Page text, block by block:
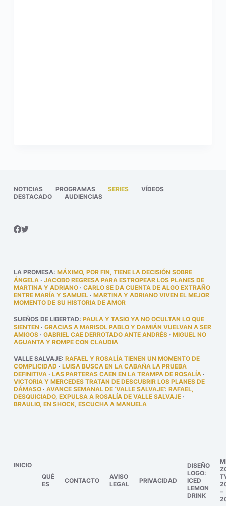
NOTICIAS PROGRAMAS SERIES
VÍDEOS
DESTACADO
AUDIENCIAS
LA PROMESA: MÁXIMO, POR FIN, TIENE LA DECISIÓN SOBRE
ÁNGELA· JACOBO REGRESA PARA ESTROPEAR LOS PLANES DE
MARTINA Y ADRIANO· CARLO SE DA CUENTA DE ALGO EXTRAÑO
ENTRE MARÍA Y SAMUEL· MARTINA Y ADRIANO VIVEN EL MEJOR
MOMENTO DE SU HISTORIA DE AMOR
SUEÑOS DE LIBERTAD: PAULA Y TASIO YA NO OCULTAN LO QUE
SIENTEN · GRACIAS A MARISOL PABLO Y DAMIÁN VUELVAN A SER
AMIGOS· GABRIEL CAE DERROTADO ANTE ANDRÉS· MIGUEL NO
AGUANTA Y ROMPE CON CLAUDIA
VALLE SALVAJE: RAFAEL Y ROSALÍA TIENEN UN MOMENTO DE
COMPLICIDAD · LUISA BUSCA EN LA CABAÑA LA PRUEBA
DEFINITIVA· LAS PARTERAS CAEN EN LA TRAMPA DE ROSALÍA·
VICTORIA Y MERCEDES TRATAN DE DESCUBRIR LOS PLANES DE
DÁMASO· AVANCE SEMANAL DE ‘VALLE SALVAJE’: RAFAEL,
DESQUICIADO, EXPULSA A ROSALÍA DE VALLE SALVAJE·
BRAULIO, EN SHOCK, ESCUCHA A MANUELA
INICIO
QUÉ
ES
CONTACTO
AVISO
LEGAL
PRIVACIDAD
DISEÑO
LOGO:
ICED
LEMON
DRINK
–